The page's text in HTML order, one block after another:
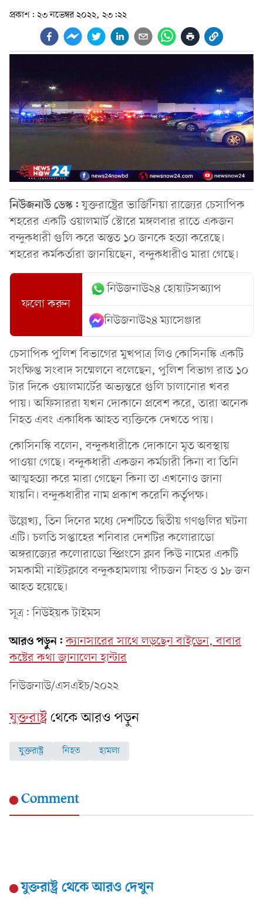
প্রকাশ: ২৩ নভেম্বর ২০২২, ২৩:২২
নিউজনাউ ডেস্ক:যুক্তরাষ্ট্রের ভার্জিনিয়া রাজ্যের চেসাপিক
শহরের একটি ওয়ালমার্ট স্টোরে মঙ্গলবার রাতে একজন
বন্দুকধারী গুলি করে অন্তত ১০ জনকে হত্যা করেছে।
শহরের কর্মকর্তারা জানয়িছেন, বন্দুকধারীও মারা গেছে।
ফলো করুন
নিউজনাউ২৪ হোয়াটসঅ্যাপ
নিউজনাউ২৪ ম্যাসেঞ্জার
চেসাপিক পুলিশ বিভাগের মুখপাত্র লিও কোসিনস্কি একটি
সংক্ষিপ্ত সংবাদ সম্মেলনে বলেছেন, পুলিশ বিভাগ রাত ১০
টার দিকে ওয়ালমার্টের অভ্যন্তরে গুলি চালানোর খবর
পায়। অফিসাররা যখন দোকানে প্রবেশ করে, তারা অনেক
নিহত এবং একাধিক আহত ব্যক্তিকে দেখতে পায়।
কোসিনস্কি বলেন, বন্দুকধারীকে দোকানে মৃত অবস্থায়
পাওয়া গেছে। বন্দুকধারী একজন কর্মচারী কিনা বা তিনি
আত্মহত্যা করে মারা গেছেন কিনা তা এখনোও জানা
যায়নি। বন্দুকধারীর নাম প্রকাশ করেনি কর্তৃপক্ষ।
উল্লেখ্য, তিন দিনের মধ্যে দেশটিতে দ্বিতীয় গণগুলির ঘটনা
এটি। চলতি সপ্তাহের শনিবার দেশটির কলোরাডো
অঙ্গরাজ্যের কলোরাডো স্প্রিংসে ক্লাব কিউ নামের একটি
সমকামী নাইটক্লাবে বন্দুকহামলায় পাঁচজন নিহত ও ১৮ জন
আহত হয়েছে।
সূত্র: নিউইয়ক টাইমস
আরও পড়ুন: ক্যানসারের সাথে লড়ছেন বাইডেন, বাবার
কষ্টের কথা জানালেন হান্টার
নিউজনাউ/এসএইচ/২০২২
যুক্তরাষ্ট্রথেকে আরও পড়ুন
যুক্তরাষ্ট্র নিহত হামলা
Comment
যুক্তরাষ্ট্রথেকে আরও দেখুন